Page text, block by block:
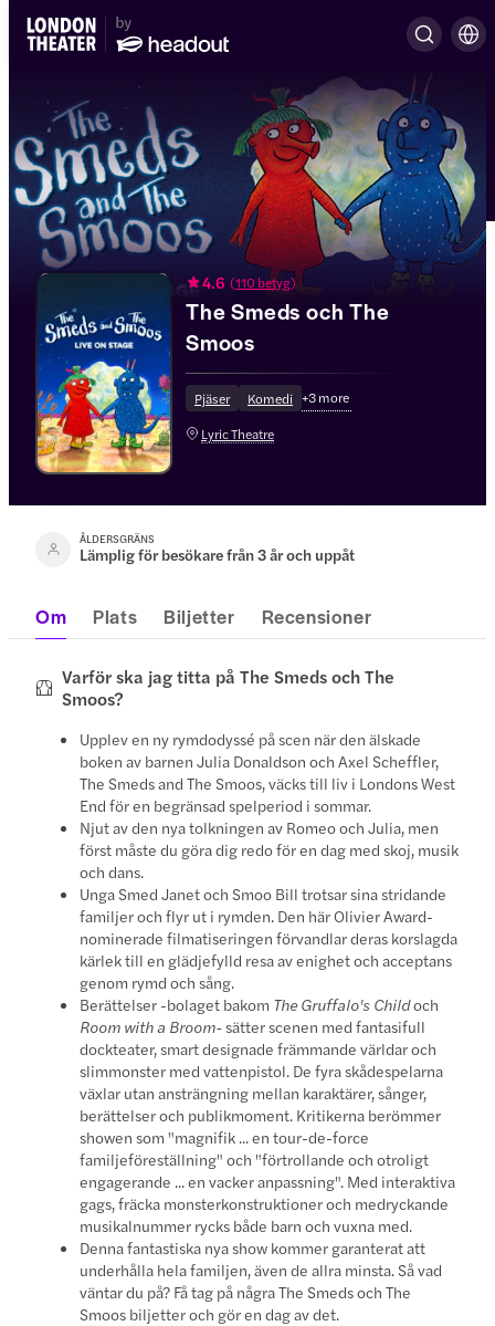
4.6 (110 betyg)
The Smeds och The
Smoos
Pjäser Komedi +3more
Lyric Theatre
ÅLDERSGRÄNS
Lämplig för besökare från 3 år och uppåt
Om Plats Biljetter Recensioner
Varför ska jag titta på The Smeds och The
Smoos?
Upplev en ny rymdodyssé på scen när den älskade
boken av barnen Julia Donaldson och Axel Scheffler,
The Smeds and The Smoos, väcks till liv i Londons West
End för en begränsad spelperiod i sommar.
Njut av den nya tolkningen av Romeo och Julia, men
först måste du göra dig redo för en dag med skoj, musik
och dans.
Unga Smed Janet och Smoo Bill trotsar sina stridande
familjer och flyr ut i rymden. Den här Olivier Award-
nominerade filmatiseringen förvandlar deras korslagda
kärlek till en glädjefylld resa av enighet och acceptans
genom rymd och sång.
Berättelser -bolaget bakom The Gruffalo's Childoch
Room with a Broom-sätter scenen med fantasifull
dockteater, smart designade främmande världar och
slimmonster med vattenpistol. De fyra skådespelarna
växlar utan ansträngning mellan karaktärer, sånger,
berättelser och publikmoment. Kritikerna berömmer
showen som "magnifik ... en tour-de-force
familjeföreställning" och "förtrollande och otroligt
engagerande ... en vacker anpassning". Med interaktiva
gags, fräcka monsterkonstruktioner och medryckande
musikalnummer rycks både barn och vuxna med.
Denna fantastiska nya show kommer garanterat att
underhålla hela familjen, även de allra minsta. Så vad
väntar du på? Få tag på några The Smeds och The
Smoos biljetter och gör en dag av det.